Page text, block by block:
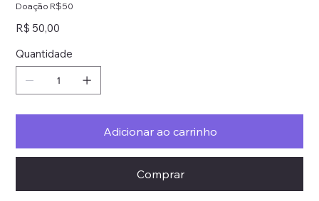
Doação R$50
Preço
R$ 50,00
Quantidade
Adicionar ao carrinho
Comprar